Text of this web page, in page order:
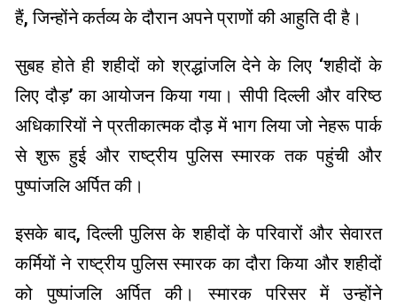
हैं, जिन्होंने कर्तव्य के दौरान अपने प्राणों की आहुति दी है।
सुबह होते ही शहीदों को श्रद्धांजलि देने के लिए ‘शहीदों के
लिए दौड़’ का आयोजन किया गया। सीपी दिल्ली और वरिष्ठ
अधिकारियों ने प्रतीकात्मक दौड़ में भाग लिया जो नेहरू पार्क
से शुरू हुई और राष्ट्रीय पुलिस स्मारक तक पहुंची और
पुष्पांजलि अर्पित की।
इसके बाद, दिल्ली पुलिस के शहीदों के परिवारों और सेवारत
कर्मियों ने राष्ट्रीय पुलिस स्मारक का दौरा किया और शहीदों
को पुष्पांजलि अर्पित की। स्मारक परिसर में उन्होंने